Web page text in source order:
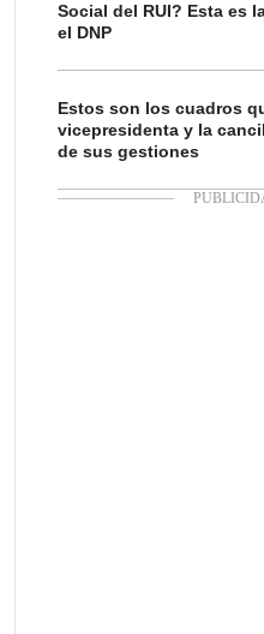
Social del RUI? Esta es
el DNP
Estos son los cuadros
vicepresidenta y la
de sus gestiones